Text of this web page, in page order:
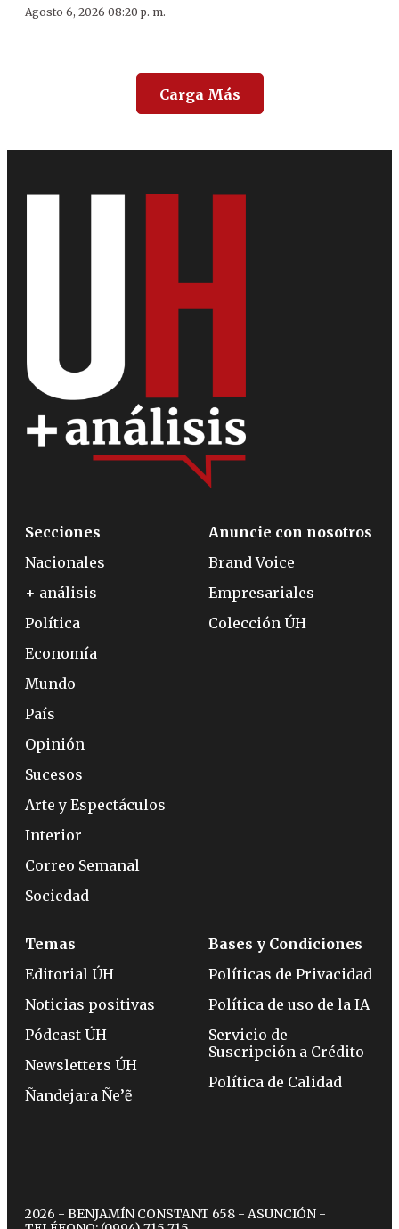
Agosto 6, 2026 08:20 p. m.
Carga Más
Secciones
Nacionales
+ análisis
Política
Economía
Mundo
País
Opinión
Sucesos
Arte y Espectáculos
Interior
Correo Semanal
Sociedad
Anuncie con nosotros
Brand Voice
Empresariales
Colección ÚH
Temas
Editorial ÚH
Noticias positivas
Pódcast ÚH
Newsletters ÚH
Ñandejara Ñe’ẽ
Bases y Condiciones
Políticas de Privacidad
Política de uso de la IA
Servicio de
Suscripción a Crédito
Política de Calidad
2026 - BENJAMÍN CONSTANT 658 - ASUNCIÓN -